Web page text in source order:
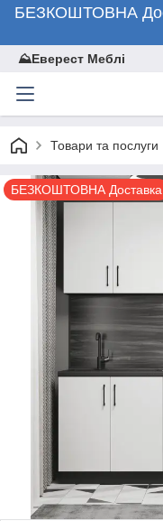
БЕЗКОШТОВНА
⛰️Еверест Меблі
Товари та послуги
БЕЗКОШТОВНА Доставка